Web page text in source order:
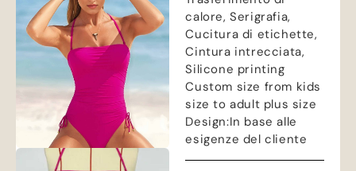
calore, Serigrafia,
Cucitura di etichette,
Cintura intrecciata,
Silicone printing
Custom size from kids
size to adult plus size
Design:In base alle
esigenze del cliente